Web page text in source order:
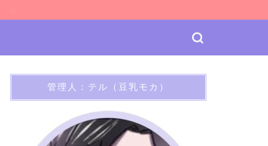
管理人：テル（豆乳モカ）